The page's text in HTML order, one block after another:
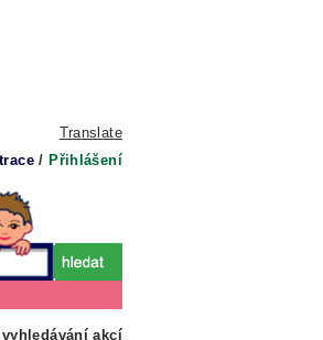
Translate
/ Přihlášení
vyhledávání akcí